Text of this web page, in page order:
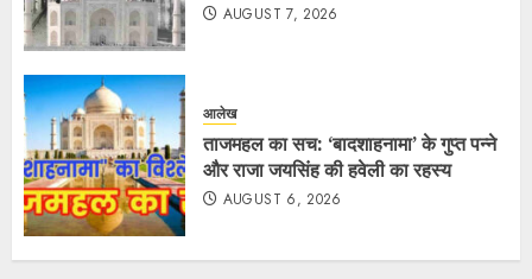
AUGUST 7, 2026
आलेख
ताजमहल का सच: ‘बादशाहनामा’ के गुप्त पन्ने
और राजा जयसिंह की हवेली का रहस्य
AUGUST 6, 2026